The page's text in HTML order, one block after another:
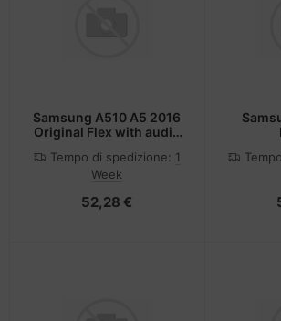
Samsung A510 A5 2016
Original Flex with audio
Tempo di spedizione: 1
Week
52,28 €